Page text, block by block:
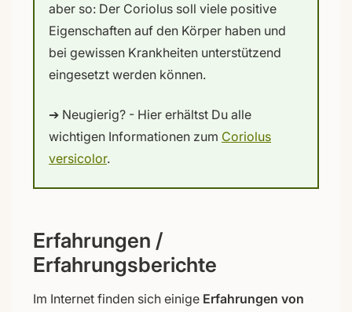
aber so: Der Coriolus soll viele positive
Eigenschaften auf den Körper haben und
bei gewissen Krankheiten unterstützend
eingesetzt werden können.
➔ Neugierig? - Hier erhältst Du alle
wichtigen Informationen zum Coriolus
versicolor.
Erfahrungen /
Erfahrungsberichte
Im Internet finden sich einige Erfahrungen von